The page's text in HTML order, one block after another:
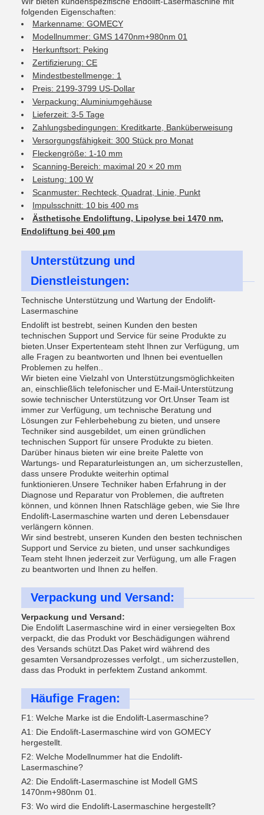
folgenden Eigenschaften:
Markenname: GOMECY
Modellnummer: GMS 1470nm+980nm 01
Herkunftsort: Peking
Zertifizierung: CE
Mindestbestellmenge: 1
Preis: 2199-3799 US-Dollar
Verpackung: Aluminiumgehäuse
Lieferzeit: 3-5 Tage
Zahlungsbedingungen: Kreditkarte, Banküberweisung
Versorgungsfähigkeit: 300 Stück pro Monat
Fleckengröße: 1-10 mm
Scanning-Bereich: maximal 20 × 20 mm
Leistung: 100 W
Scanmuster: Rechteck, Quadrat, Linie, Punkt
Impulsschnitt: 10 bis 400 ms
Ästhetische Endoliftung, Lipolyse bei 1470 nm,
Endoliftung bei 400 μm
Unterstützung und
Dienstleistungen:
Technische Unterstützung und Wartung der Endolift-
Lasermaschine
Endolift ist bestrebt, seinen Kunden den besten
technischen Support und Service für seine Produkte zu
bieten.Unser Expertenteam steht Ihnen zur Verfügung, um
alle Fragen zu beantworten und Ihnen bei eventuellen
Problemen zu helfen..
Wir bieten eine Vielzahl von Unterstützungsmöglichkeiten
an, einschließlich telefonischer und E-Mail-Unterstützung
sowie technischer Unterstützung vor Ort.Unser Team ist
immer zur Verfügung, um technische Beratung und
Lösungen zur Fehlerbehebung zu bieten, und unsere
Techniker sind ausgebildet, um einen gründlichen
technischen Support für unsere Produkte zu bieten.
Darüber hinaus bieten wir eine breite Palette von
Wartungs- und Reparaturleistungen an, um sicherzustellen,
dass unsere Produkte weiterhin optimal
funktionieren.Unsere Techniker haben Erfahrung in der
Diagnose und Reparatur von Problemen, die auftreten
können, und können Ihnen Ratschläge geben, wie Sie Ihre
Endolift-Lasermaschine warten und deren Lebensdauer
verlängern können.
Wir sind bestrebt, unseren Kunden den besten technischen
Support und Service zu bieten, und unser sachkundiges
Team steht Ihnen jederzeit zur Verfügung, um alle Fragen
zu beantworten und Ihnen zu helfen.
Verpackung und Versand:
Verpackung und Versand:
Die Endolift Lasermaschine wird in einer versiegelten Box
verpackt, die das Produkt vor Beschädigungen während
des Versands schützt.Das Paket wird während des
gesamten Versandprozesses verfolgt., um sicherzustellen,
dass das Produkt in perfektem Zustand ankommt.
Häufige Fragen:
F1: Welche Marke ist die Endolift-Lasermaschine?
A1: Die Endolift-Lasermaschine wird von GOMECY
hergestellt.
F2: Welche Modellnummer hat die Endolift-
Lasermaschine?
A2: Die Endolift-Lasermaschine ist Modell GMS
1470nm+980nm 01.
F3: Wo wird die Endolift-Lasermaschine hergestellt?